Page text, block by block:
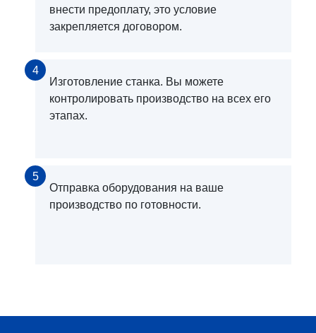
внести предоплату, это условие
закрепляется договором.
4
Изготовление станка. Вы можете
контролировать производство на всех его
этапах.
5
Отправка оборудования на ваше
производство по готовности.